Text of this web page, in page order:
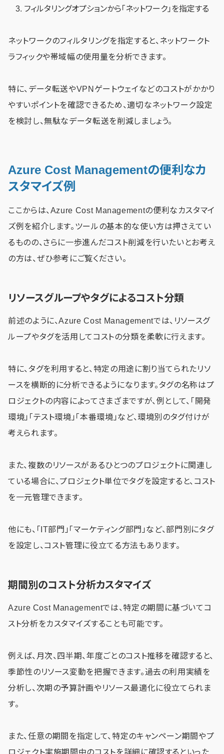
フィルタリングオプションから「ネットワーク」を指定する
ネットワークのフィルタリングを指定すると、ネットワークト
ラフィックや帯域幅の使用量を分析できます。
特に、データ転送やVPNゲートウェイなどのコストがかかり
やすいポイントを確認できるため、適切なネットワーク設定
を検討し、無駄なデータ転送を削減しましょう。
Azure Cost Managementの便利なカ
スタマイズ例
ここからは、Azure Cost Managementの便利なカスタマイ
ズ例を紹介します。ツールの基本的な使い方は押さえてい
るものの、さらに一歩進んだコスト削減を行いたいとお考え
の方は、ぜひ参考にご覧ください。
リソースグループやタグによるコスト分類
前述のように、Azure Cost Managementでは、リソースグ
ループやタグを活用してコストの分類を柔軟に行えます。
特に、タグを利用すると、特定の用途に割り当てられたリソ
ースを横断的に分析できるようになります。タグの名称はプ
ロジェクトの内容によってさまざまですが、例として、「開発
環境」「テスト環境」「本番環境」など、環境別のタグ付けが
考えられます。
また、複数のリソースがあるひとつのプロジェクトに関連し
ている場合に、プロジェクト単位でタグを設定すると、コスト
を一元管理できます。
他にも、「IT部門」「マーケティング部門」など、部門別にタグ
を設定し、コスト管理に役立てる方法もあります。
期間別のコスト分析カスタマイズ
Azure Cost Managementでは、特定の期間に基づいてコ
スト分析をカスタマイズすることも可能です。
例えば、月次、四半期、年度ごとのコスト推移を確認すると、
季節性のリソース変動を把握できます。過去の利用実績を
分析し、次期の予算計画やリソース最適化に役立てられま
す。
また、任意の期間を指定して、特定のキャンペーン期間やプ
ロジェクト実施期間中のコストを詳細に確認するといった